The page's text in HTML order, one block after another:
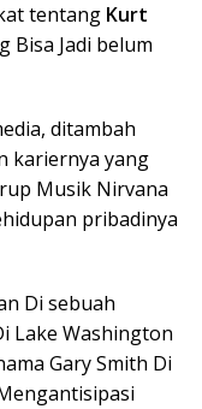
tentang Kurt
Bisa Jadi belum
ditambah
kariernya yang
Musik Nirvana
pribadinya
Di sebuah
Lake Washington
Gary Smith Di